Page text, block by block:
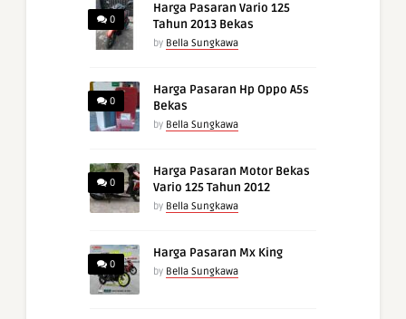
0
Harga Pasaran Vario 125
Tahun 2013 Bekas
by Bella Sungkawa
0
Harga Pasaran Hp Oppo A5s
Bekas
by Bella Sungkawa
0
Harga Pasaran Motor Bekas
Vario 125 Tahun 2012
by Bella Sungkawa
0
Harga Pasaran Mx King
by Bella Sungkawa